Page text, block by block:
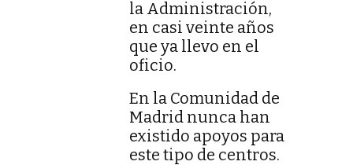
la Administración,
en casi veinte años
que ya llevo en el
oficio.
En la Comunidad de
Madrid nunca han
existido apoyos para
este tipo de centros.